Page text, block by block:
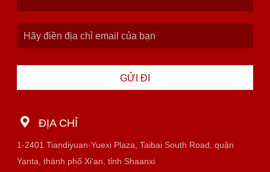
GỬI ĐI
ĐỊA CHỈ
1-2401 Tiandiyuan·Yuexi Plaza, Taibai South Road, quận
Yanta, thành phố Xi'an, tỉnh Shaanxi